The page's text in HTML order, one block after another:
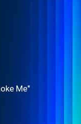
Me"